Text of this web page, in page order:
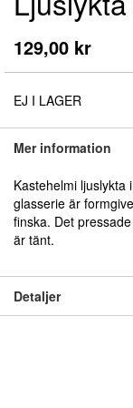
129,00 kr
EJ I LAGER
av
bildgalleriet
Mer information
Kastehelmi ljuslykta
glasserie är
finska. Det
är tänt.
Detaljer